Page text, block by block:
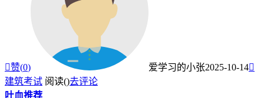
赞(0) 爱学习的小张2025-10-14
建筑考试 阅读()去评论
吐血推荐